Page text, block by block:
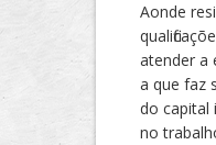
Aonde
atender a
a que faz
do capital
no